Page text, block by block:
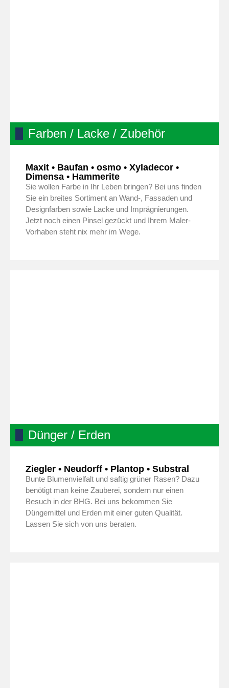
Farben / Lacke / Zubehör
Maxit • Baufan • osmo • Xyladecor •
Dimensa • Hammerite
Sie wollen Farbe in Ihr Leben bringen? Bei uns finden
Sie ein breites Sortiment an Wand-, Fassaden und
Designfarben sowie Lacke und Imprägnierungen.
Jetzt noch einen Pinsel gezückt und Ihrem Maler-
Vorhaben steht nix mehr im Wege.
Dünger / Erden
Ziegler • Neudorff • Plantop • Substral
Bunte Blumenvielfalt und saftig grüner Rasen? Dazu
benötigt man keine Zauberei, sondern nur einen
Besuch in der BHG. Bei uns bekommen Sie
Düngemittel und Erden mit einer guten Qualität.
Lassen Sie sich von uns beraten.